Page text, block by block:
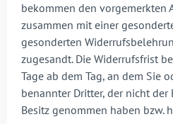
bekommen den vorgemerkten
zusammen mit einer
gesonderten
zugesandt. Die Widerrufsfrist
Tage ab dem Tag, an dem Sie
benannter Dritter, der nicht der
Besitz genommen haben bzw.